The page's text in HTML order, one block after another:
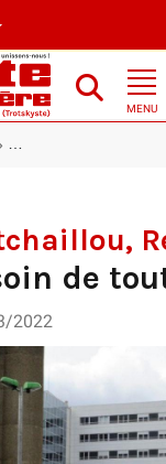
MENU
CHU Pontchaillou,
de
2022